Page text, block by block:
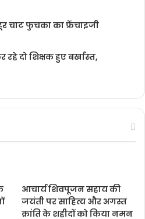
चाट फुचका का फ्रेंचाइजी
रहे दो शिक्षक हुए बर्खास्त,
आचार्य शिवपूजन सहाय की
जयंती पर साहित्य और अगस्त
क्रांति के शहीदों को किया नमन